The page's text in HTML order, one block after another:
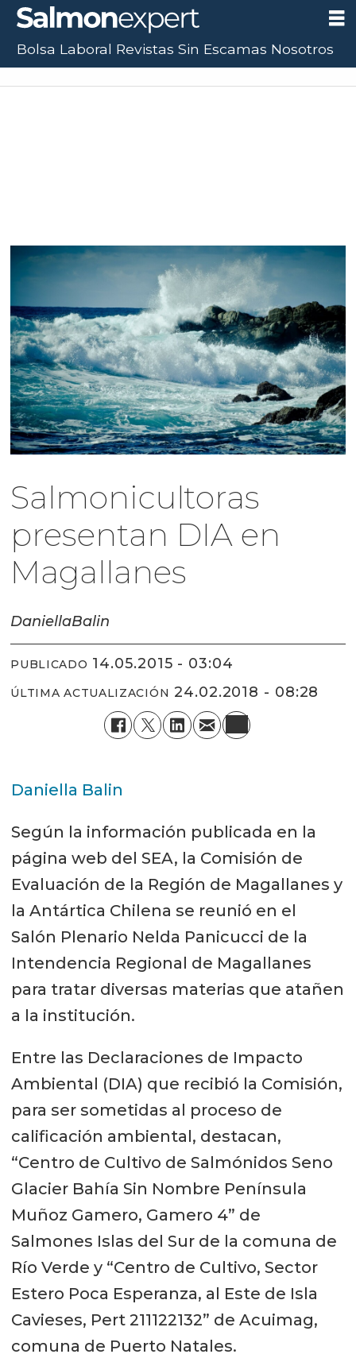
Salmonicultoras
presentan DIA en
Magallanes
DaniellaBalin
PUBLICADO 14.05.2015 - 03:04
ÚLTIMA ACTUALIZACIÓN 24.02.2018 - 08:28
Daniella Balin
Según la información publicada en la
página web del SEA, la Comisión de
Evaluación de la Región de Magallanes y
la Antártica Chilena se reunió en el
Salón Plenario Nelda Panicucci de la
Intendencia Regional de Magallanes
para tratar diversas materias que atañen
a la institución.
Entre las Declaraciones de Impacto
Ambiental (DIA) que recibió la Comisión,
para ser sometidas al proceso de
calificación ambiental, destacan,
“Centro de Cultivo de Salmónidos Seno
Glacier Bahía Sin Nombre Península
Muñoz Gamero, Gamero 4” de
Salmones Islas del Sur de la comuna de
Río Verde y “Centro de Cultivo, Sector
Estero Poca Esperanza, al Este de Isla
Cavieses, Pert 211122132” de Acuimag,
comuna de Puerto Natales.
Bolsa Laboral Revistas Sin Escamas Nosotros